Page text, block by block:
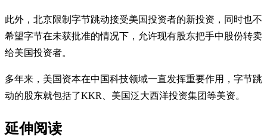
此外，北京限制字节跳动接受美国投资者的新投资，同时也不
希望字节在未获批准的情况下，允许现有股东把手中股份转卖
给美国投资者。
多年来，美国资本在中国科技领域一直发挥重要作用，字节跳
动的股东就包括了KKR、美国泛大西洋投资集团等美资。
延伸阅读